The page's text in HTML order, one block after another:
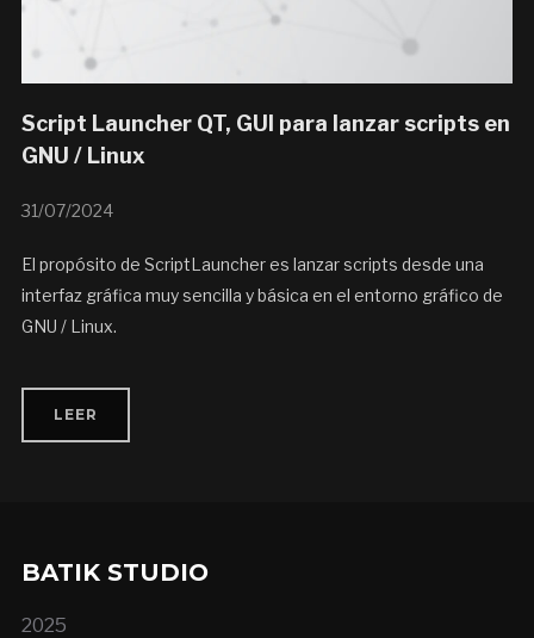
Script Launcher QT, GUI para lanzar scripts en
GNU / Linux
31/07/2024
El propósito de ScriptLauncher es lanzar scripts desde una
interfaz gráfica muy sencilla y básica en el entorno gráfico de
GNU / Linux.
LEER
BATIK STUDIO
2025